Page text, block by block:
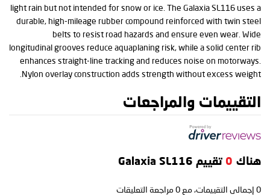
light rain but not intended for snow or ice. The Galaxia SL116 uses a
durable, high-mileage rubber compound reinforced with twin steel
belts to resist road hazards and ensure even wear. Wide
longitudinal grooves reduce aquaplaning risk, while a solid center rib
enhances straight-line tracking and reduces noise on motorways.
Nylon overlay construction adds strength without excess weight.
التقييمات والمراجعات
هناك 0 تقييم Galaxia SL116
0 إجمالي التقييمات، مع 0 مراجعة التعليقات